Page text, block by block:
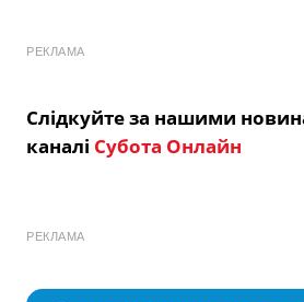
РЕКЛАМА
Слідкуйте за нашими
каналі Субота Онлайн
РЕКЛАМА